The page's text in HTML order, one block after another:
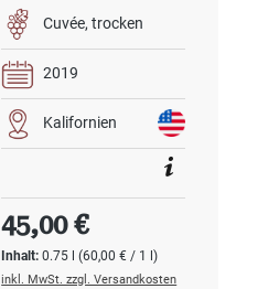
Cuvée trocken
2019
Kalifornien
Inhalt:0.75 l(60,00 € / 1 l)
Regulärer Preis:
45,00 €
inkl. MwSt. zzgl. Versandkosten